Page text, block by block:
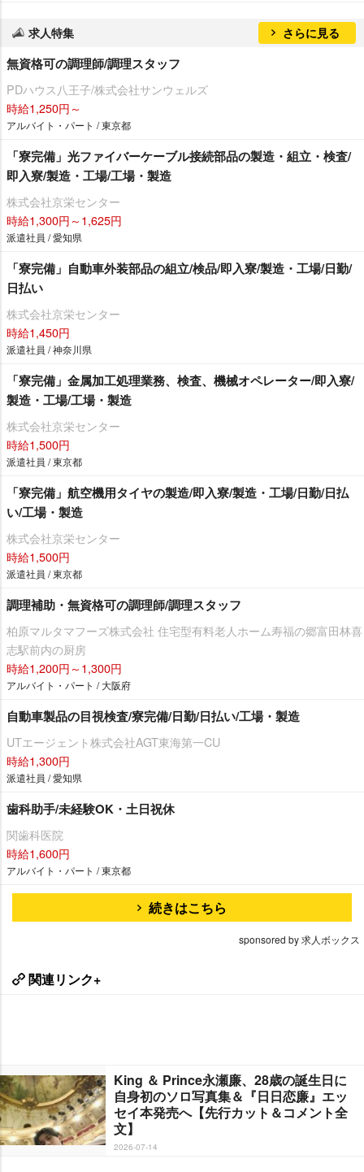
求人特集 さらに見る
無資格可の調理師/調理スタッフ
PDハウス八王子/株式会社サンウェルズ
時給1,250円～
アルバイト・パート / 東京都
「寮完備」光ファイバーケーブル接続部品の製造・組立・検査/
即入寮/製造・工場/工場・製造
株式会社京栄センター
時給1,300円～1,625円
派遣社員 / 愛知県
「寮完備」自動車外装部品の組立/検品/即入寮/製造・工場/日勤/
日払い
株式会社京栄センター
時給1,450円
派遣社員 / 神奈川県
「寮完備」金属加工処理業務、検査、機械オペレーター/即入寮/
製造・工場/工場・製造
株式会社京栄センター
時給1,500円
派遣社員 / 東京都
「寮完備」航空機用タイヤの製造/即入寮/製造・工場/日勤/日払
い/工場・製造
株式会社京栄センター
時給1,500円
派遣社員 / 東京都
調理補助・無資格可の調理師/調理スタッフ
柏原マルタマフーズ株式会社 住宅型有料老人ホーム寿福の郷富田林喜
志駅前内の厨房
時給1,200円～1,300円
アルバイト・パート / 大阪府
自動車製品の目視検査/寮完備/日勤/日払い/工場・製造
UTエージェント株式会社AGT東海第一CU
時給1,300円
派遣社員 / 愛知県
歯科助手/未経験OK・土日祝休
関歯科医院
時給1,600円
アルバイト・パート / 東京都
続きはこちら
sponsored by 求人ボックス
関連リンク+
King ＆ Prince永瀬廉、28歳の誕生日に
自身初のソロ写真集＆『日日恋廉』エッ
セイ本発売へ【先行カット＆コメント全
文】
2026-07-14